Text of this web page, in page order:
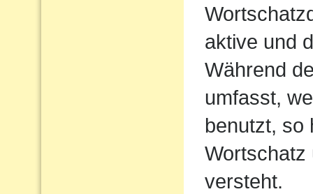
aktive und
Während
umfasst,
benutzt, so
Wortschatz
versteht.